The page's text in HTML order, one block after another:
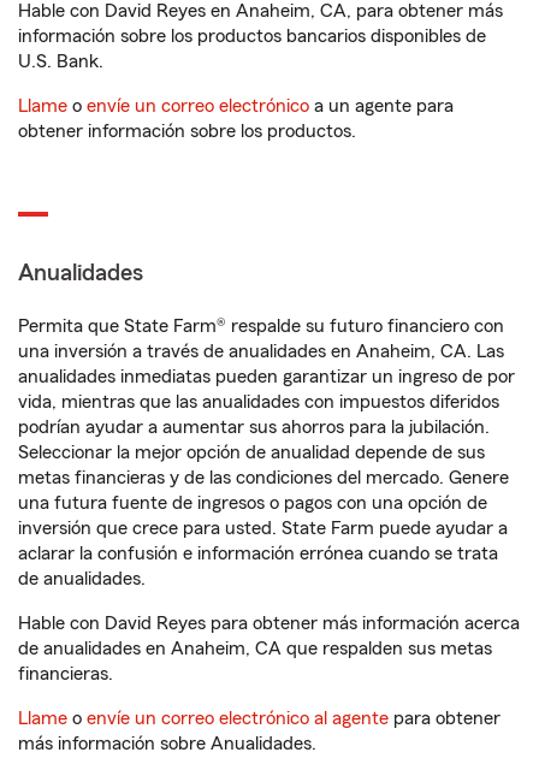
Hable con David Reyes en Anaheim, CA, para obtener más
información sobre los productos bancarios disponibles de
U.S. Bank.
Llame o envíe un correo electrónico a un agente para
obtener información sobre los productos.
Anualidades
Permita que State Farm® respalde su futuro financiero con
una inversión a través de anualidades en Anaheim, CA. Las
anualidades inmediatas pueden garantizar un ingreso de por
vida, mientras que las anualidades con impuestos diferidos
podrían ayudar a aumentar sus ahorros para la jubilación.
Seleccionar la mejor opción de anualidad depende de sus
metas financieras y de las condiciones del mercado. Genere
una futura fuente de ingresos o pagos con una opción de
inversión que crece para usted. State Farm puede ayudar a
aclarar la confusión e información errónea cuando se trata
de anualidades.
Hable con David Reyes para obtener más información acerca
de anualidades en Anaheim, CA que respalden sus metas
financieras.
Llame o envíe un correo electrónico al agente para obtener
más información sobre Anualidades.